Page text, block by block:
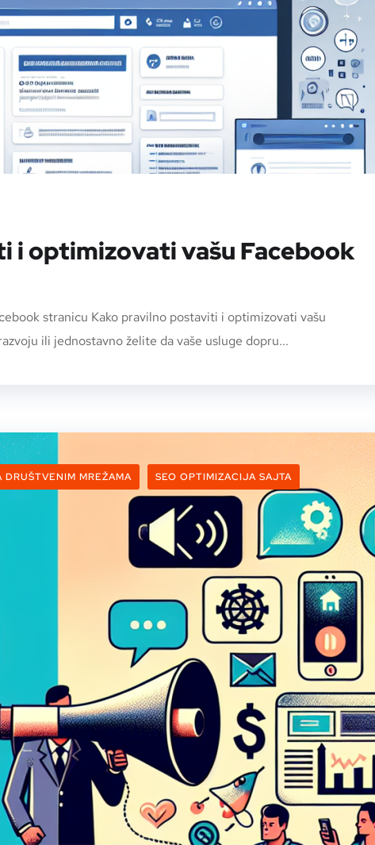
i optimizovati vašu Facebook
stranicu Kako pravilno postaviti i optimizovati vašu
ili jednostavno želite da vaše usluge dopru...
DRUŠTVENIM MREŽAMA SEO OPTIMIZACIJA SAJTA